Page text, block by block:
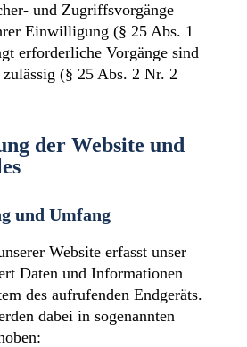
und Zugriffsvorgänge
Einwilligung (§ 25 Abs. 1
erforderliche Vorgänge sind
(§ 25 Abs. 2 Nr. 2
der Website und
und Umfang
Website erfasst unser
Daten und Informationen
des aufrufenden Endgeräts.
dabei in sogenannten